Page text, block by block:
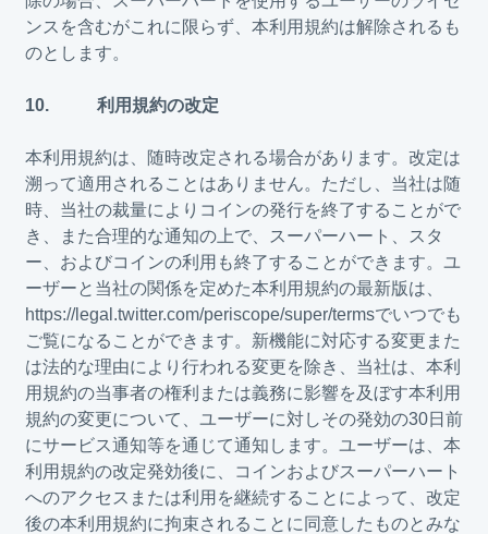
ンスを含むがこれに限らず、本利用規約は解除されるも
のとします。
10. 利用規約の改定
本利用規約は、随時改定される場合があります。改定は
溯って適用されることはありません。ただし、当社は随
時、当社の裁量によりコインの発行を終了することがで
き、また合理的な通知の上で、スーパーハート、スタ
ー、およびコインの利用も終了することができます。ユ
ーザーと当社の関係を定めた本利用規約の最新版は、
https://legal.twitter.com/periscope/super/termsでいつでも
ご覧になることができます。新機能に対応する変更また
は法的な理由により行われる変更を除き、当社は、本利
用規約の当事者の権利または義務に影響を及ぼす本利用
規約の変更について、ユーザーに対しその発効の30日前
にサービス通知等を通じて通知します。ユーザーは、本
利用規約の改定発効後に、コインおよびスーパーハート
へのアクセスまたは利用を継続することによって、改定
後の本利用規約に拘束されることに同意したものとみな